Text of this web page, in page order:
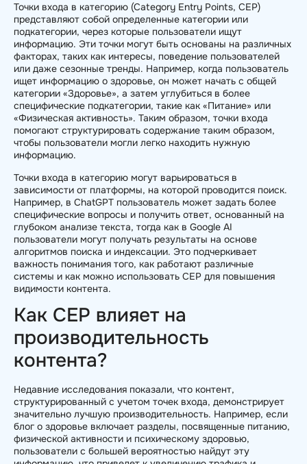
Точки входа в категорию (Category Entry Points, CEP)
представляют собой определенные категории или
подкатегории, через которые пользователи ищут
информацию. Эти точки могут быть основаны на различных
факторах, таких как интересы, поведение пользователей
или даже сезонные тренды. Например, когда пользователь
ищет информацию о здоровье, он может начать с общей
категории «Здоровье», а затем углубиться в более
специфические подкатегории, такие как «Питание» или
«Физическая активность». Таким образом, точки входа
помогают структурировать содержание таким образом,
чтобы пользователи могли легко находить нужную
информацию.
Точки входа в категорию могут варьироваться в
зависимости от платформы, на которой проводится поиск.
Например, в ChatGPT пользователь может задать более
специфические вопросы и получить ответ, основанный на
глубоком анализе текста, тогда как в Google AI
пользователи могут получать результаты на основе
алгоритмов поиска и индексации. Это подчеркивает
важность понимания того, как работают различные
системы и как можно использовать CEP для повышения
видимости контента.
Как CEP влияет на
производительность
контента?
Недавние исследования показали, что контент,
структурированный с учетом точек входа, демонстрирует
значительно лучшую производительность. Например, если
блог о здоровье включает разделы, посвященные питанию,
физической активности и психическому здоровью,
пользователи с большей вероятностью найдут эту